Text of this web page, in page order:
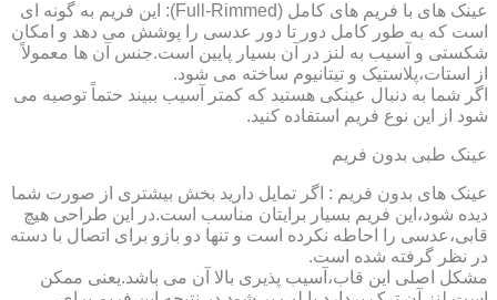
عینک های با فریم های کامل (Full-Rimmed): این فریم به گونه ای
است که به طور کامل دور تا دور عدسی را پوشش می دهد و امکان
شکستی و آسیب به لنز در آن بسیار پایین است.جنس آن ها معمولاً
از استات،پلاستیک و تیتانیوم ساخته می شود.
اگر شما به دنبال عینکی هستید که کمتر آسیب ببیند حتماً توصیه می
شود از این نوع فریم استفاده کنید.
عینک طبی بدون فریم
عینک های بدون فریم : اگر تمایل دارید بخش بیشتری از صورت شما
دیده شود،این فریم بسیار برایتان مناسب است.در این طراحی هیچ
قابی،عدسی را احاطه نکرده است و تنها دو بازو برای اتصال با دسته
در نظر گرفته شده است.
مشکل اصلی این قاب،آسیب پذیری بالا آن می باشد.یعنی ممکن